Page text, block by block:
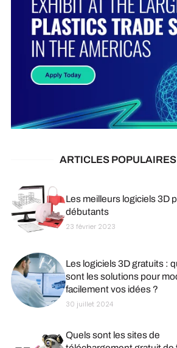
ARTICLES POPULAIRES
Les meilleurs logiciels 3D
débutants
23 février 2023
Les logiciels 3D gratuits :
sont les solutions pour
facilement vos idées ?
30 juillet 2024
Quels sont les sites de